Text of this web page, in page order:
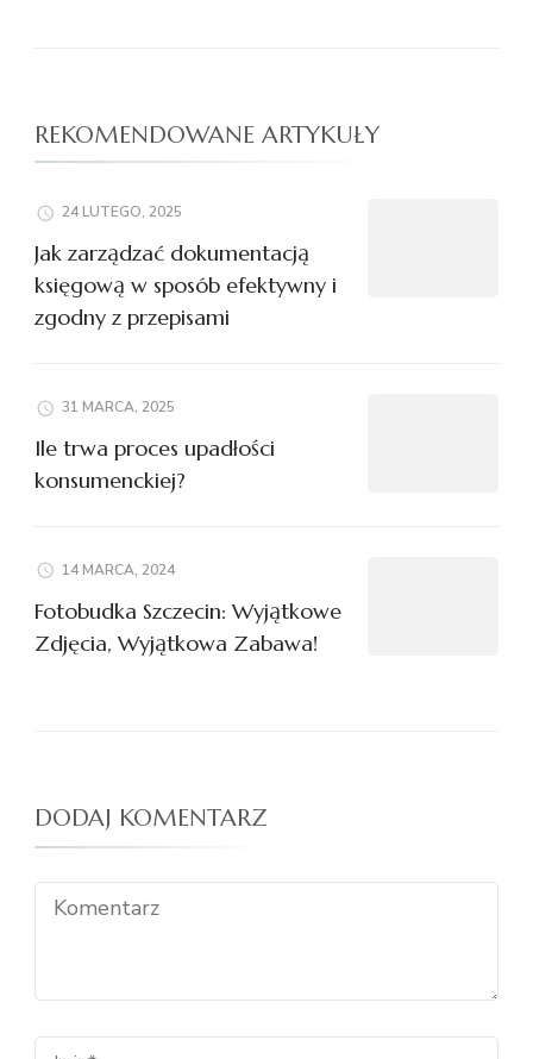
REKOMENDOWANE ARTYKUŁY
24 LUTEGO, 2025
Jak zarządzać dokumentacją
księgową w sposób efektywny i
zgodny z przepisami
31 MARCA, 2025
Ile trwa proces upadłości
konsumenckiej?
14 MARCA, 2024
Fotobudka Szczecin: Wyjątkowe
Zdjęcia, Wyjątkowa Zabawa!
DODAJ KOMENTARZ